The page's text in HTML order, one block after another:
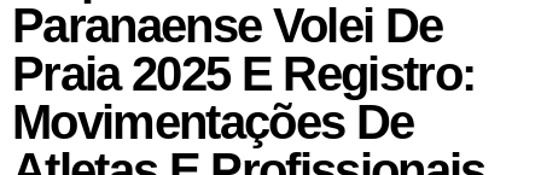
Paranaense Volei De
Praia 2025 E Registro:
Movimentações De